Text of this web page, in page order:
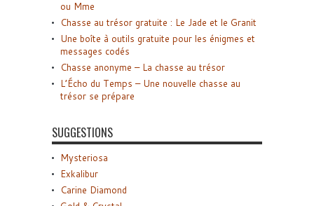
ou Mme
Chasse au trésor gratuite : Le Jade et le Granit
Une boîte à outils gratuite pour les énigmes et
messages codés
Chasse anonyme – La chasse au trésor
L’Écho du Temps – Une nouvelle chasse au
trésor se prépare
SUGGESTIONS
Mysteriosa
Exkalibur
Carine Diamond